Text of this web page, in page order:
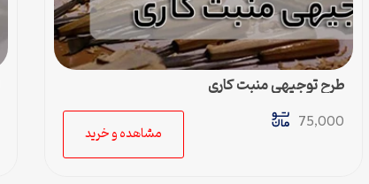
طرح توجیهی منبت کاری
75,000
مشاهده و خرید